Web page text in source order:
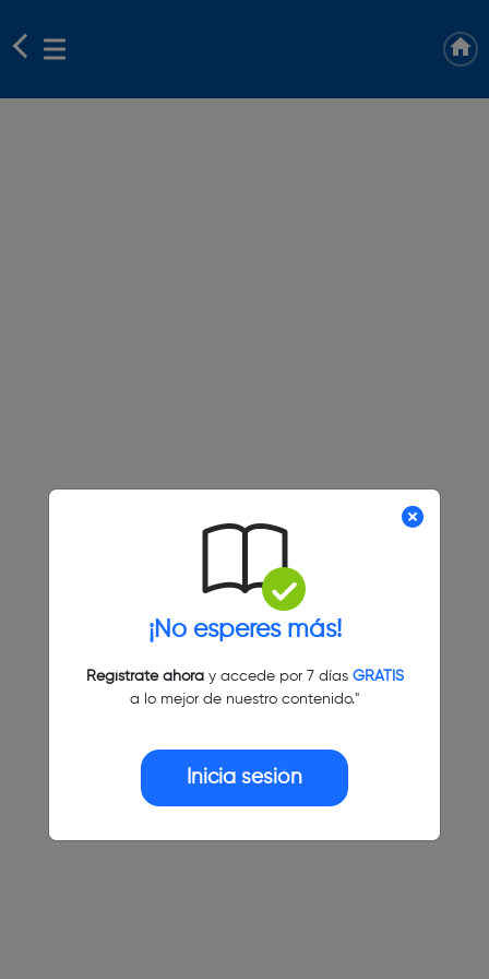
¡No esperes más!
Regístrate ahoray accede por 7 días GRATIS
a lo mejor de nuestro contenido."
Inicia sesión